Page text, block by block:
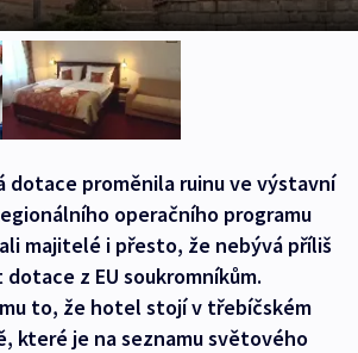
dotace proměnila ruinu ve výstavní
operačního programu
majitelé i přesto, že nebývá příliš
z EU soukromníkům.
to, že hotel stojí v třebíčském
které je na seznamu světového